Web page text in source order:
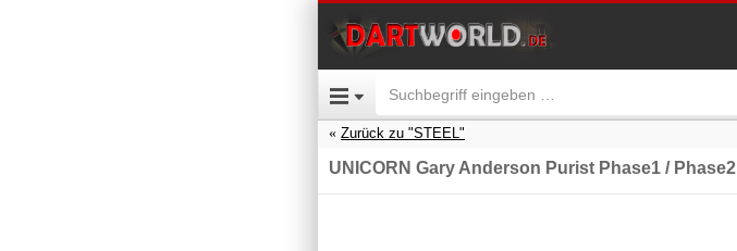
Zurück zu "STEEL"
UNICORN Gary Anderson Purist Phase1 / Phase2